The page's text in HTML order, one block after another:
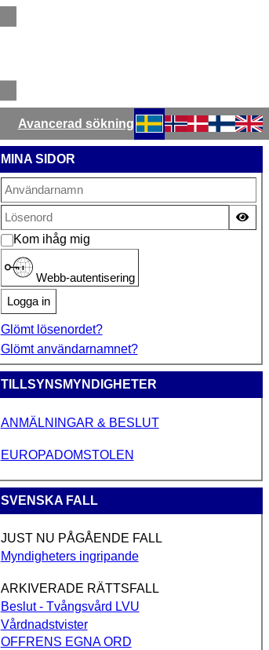
Avancerad sökning
Välj ditt språk
MINA SIDOR
Kom ihåg mig
Webb-autentisering
Logga in
Glömt lösenordet?
Glömt användarnamnet?
TILLSYNSMYNDIGHETER
ANMÄLNINGAR & BESLUT
EUROPADOMSTOLEN
SVENSKA FALL
JUST NU PÅGÅENDE FALL
Myndigheters ingripande
ARKIVERADE RÄTTSFALL
Beslut - Tvångsvård LVU
Vårdnadstvister
OFFRENS EGNA ORD